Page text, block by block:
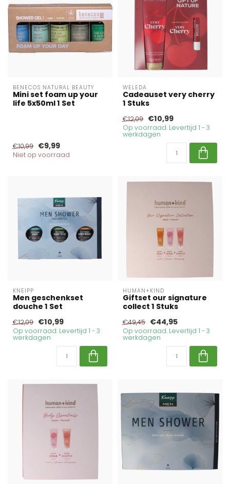
BENECOS NATURAL BEAUTY
Mini set foam up your
life 5x50ml 1 Set
€10,99 €9,99
Niet op voorraad
WELEDA
Cadeauset very cherry
1 Stuks
€12,09 €10,99
Op voorraad. Levertijd 1 - 3
werkdagen
KNEIPP
Men geschenkset
douche 1 Set
€12,09 €10,99
Op voorraad. Levertijd 1 - 3
werkdagen
HUMAN+KIND
Giftset our signature
collect 1 Stuks
€49,45 €44,95
Op voorraad. Levertijd 1 - 3
werkdagen